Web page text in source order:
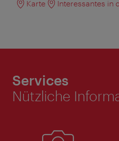
Karte
Interessantes in
Services
Nützliche